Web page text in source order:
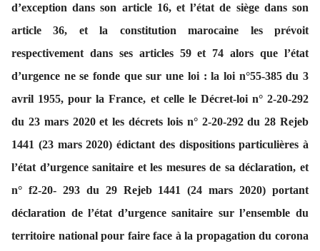
d’exception dans son article 16, et l’état de siège dans son
article 36, et la constitution marocaine les prévoit
respectivement dans ses articles 59 et 74 alors que l’état
d’urgence ne se fonde que sur une loi : la loi n°55-385 du 3
avril 1955, pour la France, et celle le Décret-loi n° 2-20-292
du 23 mars 2020 et les décrets lois n° 2-20-292 du 28 Rejeb
1441 (23 mars 2020) édictant des dispositions particulières à
l’état d’urgence sanitaire et les mesures de sa déclaration, et
n° f2-20- 293 du 29 Rejeb 1441 (24 mars 2020) portant
déclaration de l’état d’urgence sanitaire sur l’ensemble du
territoire national pour faire face à la propagation du corona